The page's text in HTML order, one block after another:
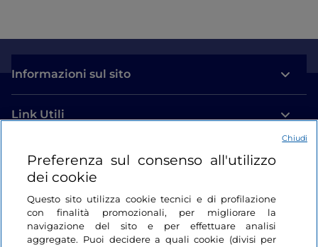
Informazioni sul sito
Link Utili
Login
Restiamo in contatto
Preferenza sul consenso all'utilizzo
dei cookie
Questo sito utilizza cookie tecnici e di profilazione
con finalità promozionali, per migliorare la
navigazione del sito e per effettuare analisi
aggregate. Puoi decidere a quali cookie (divisi per
Chiudi